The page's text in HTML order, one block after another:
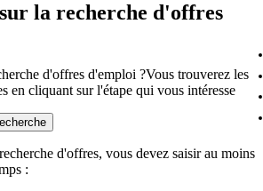
la recherche d'offres
d'offres d'emploi ?Vous trouverez les
en cliquant sur l'étape qui vous intéresse
d'offres, vous devez saisir au moins
: